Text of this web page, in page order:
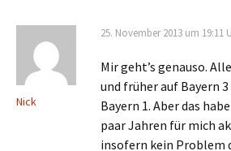
Nick
25. November 2013 um 19:11
Mir geht’s genauso.
und früher auf Bayern
Bayern 1. Aber das
paar Jahren für mich
insofern kein Problem